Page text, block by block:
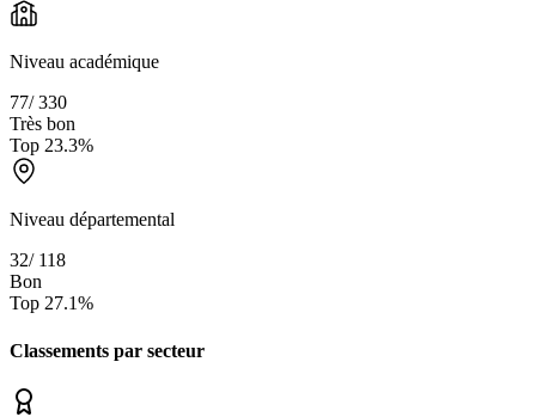
Niveau académique
77/330
Très bon
Top 23.3%
Niveau départemental
32/ 118
Bon
Top 27.1%
Classements par secteur